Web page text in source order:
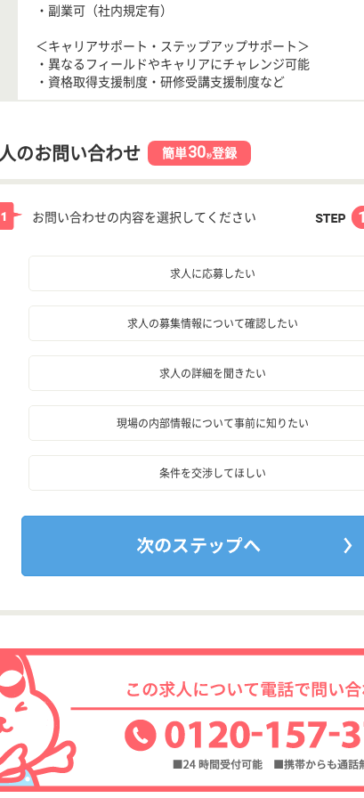
・副業可（社内規定有）
＜キャリアサポート・ステップアップサポート＞
・異なるフィールドやキャリアにチャレンジ可能
・資格取得支援制度・研修受講支援制度など
のお問い合わせ 簡単30秒登録
お問い合わせの内容を選択してください
求人に応募したい
求人の募集情報について確認したい
求人の詳細を聞きたい
現場の内部情報について事前に知りたい
条件を交渉してほしい